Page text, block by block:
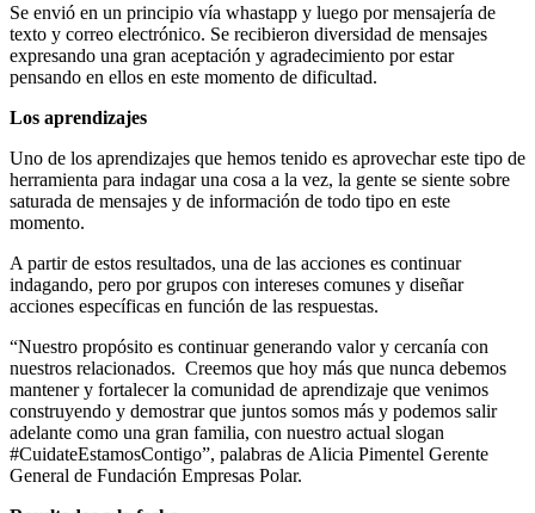
Se envió en un principio vía whastapp y luego por mensajería de
texto y correo electrónico. Se recibieron diversidad de mensajes
expresando una gran aceptación y agradecimiento por estar
pensando en ellos en este momento de dificultad.
Los aprendizajes
Uno de los aprendizajes que hemos tenido es aprovechar este tipo de
herramienta para indagar una cosa a la vez, la gente se siente sobre
saturada de mensajes y de información de todo tipo en este
momento.
A partir de estos resultados, una de las acciones es continuar
indagando, pero por grupos con intereses comunes y diseñar
acciones específicas en función de las respuestas.
“Nuestro propósito es continuar generando valor y cercanía con
nuestros relacionados. Creemos que hoy más que nunca debemos
mantener y fortalecer la comunidad de aprendizaje que venimos
construyendo y demostrar que juntos somos más y podemos salir
adelante como una gran familia, con nuestro actual slogan
#CuidateEstamosContigo”, palabras de Alicia Pimentel Gerente
General de Fundación Empresas Polar.